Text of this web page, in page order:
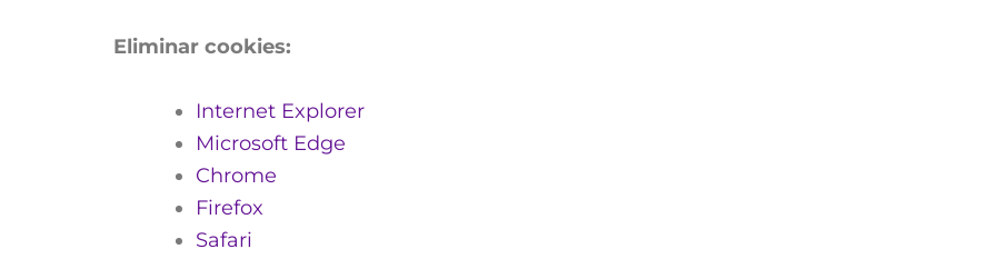
Eliminar cookies:
Internet Explorer
Microsoft Edge
Chrome
Firefox
Safari